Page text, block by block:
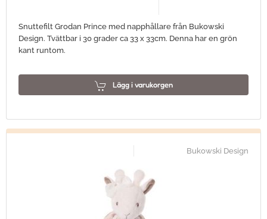
Snuttefilt Grodan Prince med napphållare från Bukowski
Design. Tvättbar i 30 grader ca 33 x 33cm. Denna har en grön
kant runtom.
Lägg i varukorgen
Bukowski Design